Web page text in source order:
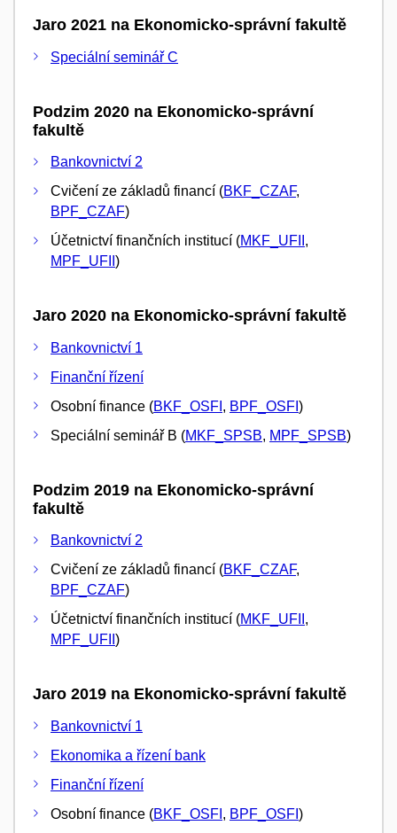
Jaro 2021 na Ekonomicko-správní fakultě
Speciální seminář C
Podzim 2020 na Ekonomicko-správní
fakultě
Bankovnictví 2
Cvičení ze základů financí (BKF_CZAF,
BPF_CZAF)
Účetnictví finančních institucí (MKF_UFII ,
MPF_UFII )
Jaro 2020 na Ekonomicko-správní fakultě
Bankovnictví 1
Finanční řízení
Osobní finance (BKF_OSFI , BPF_OSFI )
Speciální seminář B (MKF_SPSB, MPF_SPSB)
Podzim 2019 na Ekonomicko-správní
fakultě
Bankovnictví 2
Cvičení ze základů financí (BKF_CZAF,
BPF_CZAF)
Účetnictví finančních institucí (MKF_UFII ,
MPF_UFII )
Jaro 2019 na Ekonomicko-správní fakultě
Bankovnictví 1
Ekonomika a řízení bank
Finanční řízení
Osobní finance (BKF_OSFI , BPF_OSFI )